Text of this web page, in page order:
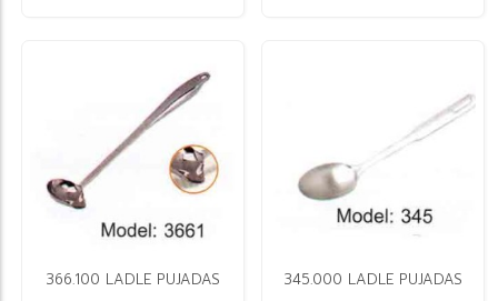
366.100 LADLE PUJADAS 345.000 LADLE PUJADAS